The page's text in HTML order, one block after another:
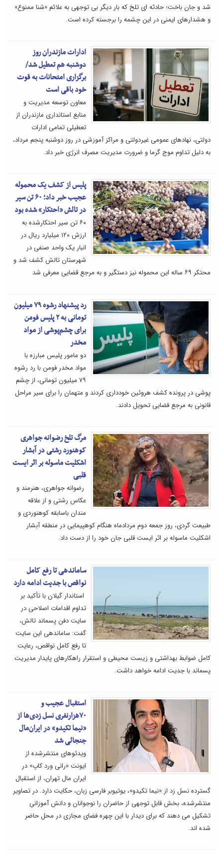
شد و جان باخت؛ حادثه ای تلخ که بار دیگر بی توجهی به علائم «شنا ممنوع»
و هشدارهای ایمنی در این چشمه را برجسته کرده است.
ادارات مازندران روز
دوشنبه هم تعطیل شد/
برگزاری امتحانات به قوت
خود باقی است
معاون توسعه مدیریت و
منابع استانداری مازندران از
تعطیلی تمامی ادارات
دولتی، نهادهای عمومی غیردولتی و مراکز آموزشی در روز دوشنبه پنجم مرداد،
به دلیل تداوم موج گرما و ضرورت مدیریت مصرف انرژی خبر داد.
پلیس از کشف یک محموله
عجیب خبر داد؛ ۶۰ تن سیر
در تالش «احتکار» شده بود
۶۰ تن سیر احتکارشده به
ارزش ۱۲۰ میلیارد ریال در
انبار یک واحد صنفی در
شهرستان تالش کشف شد و
محتکر ۶۹ ساله این محموله نیز دستگیر و به مرجع قضایی معرفی شد
رد پیشنهاد رشوه ۷۹ میلیون
تومانی به ۲ پلیس فومن
برای چشم‌پوشی از مواد
مخدر
دو مامور پلیس مبارزه با
مواد مخدر فومن با رد رشوه
۷۹ میلیون تومانی، از چشم
پوشی در پرونده کشف هروئین خودداری کردند و متهمان را برای سیر مراحل
قانونی به مرجع قضایی تحویل دادند.
مرگ تلخ رضوانه جواهری
کوهنورد رشتی در آبشار
اشکلیت ماسوله بر اثر ایست
قلبی
رضوانه جواهری، هنرمند و
عکاس رشتی و از علاقه
مندان باسابقه کوهنوردی و
طبیعت گردی، روز جمعه دوم مردادماه هنگام کوهپیمایی در منطقه آبشار
اشکلیت ماسوله بر اثر ایست قلبی جان خود را از دست داد.
ساماندهی تا رفع کامل
نواقص با جدیت ادامه دارد
استاندار گیلان با تأکید بر
تداوم اقدامات اصلاحی در
سایت دفن پسماند تالش،
گفت: ساماندهی این سایت
تا رفع کامل نواقص، رعایت
کامل ضوابط بهداشتی و زیست محیطی و استقرار راهکارهای پایدار مدیریت
پسماند با جدیت ادامه خواهد داشت.
استقبال عجیب و
۷۰هزارنفری نسل زدی‌ها از
«نیما تکیدو» در ایران‌مال
جنجالی شد
ویدئوهای منتشرشده از
ایونت «رانی ورد کاپ» در
ایران مال تهران، از استقبال
گسترده نسل زد از «نیما تکیدو»، یوتیوبر فارسی زبان، حکایت دارد. در تصاویر
منتشرشده، بخش قابل توجهی از حاضران را نوجوانان و دانش آموزانی
تشکیل می دهند که برای دیدار با این چهره فضای مجازی در محل حاضر
شده اند.